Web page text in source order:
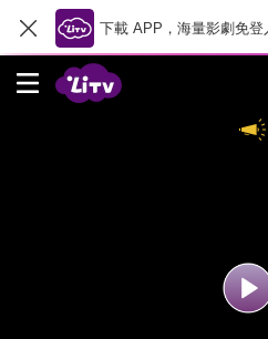
下載 APP，海量影劇免登